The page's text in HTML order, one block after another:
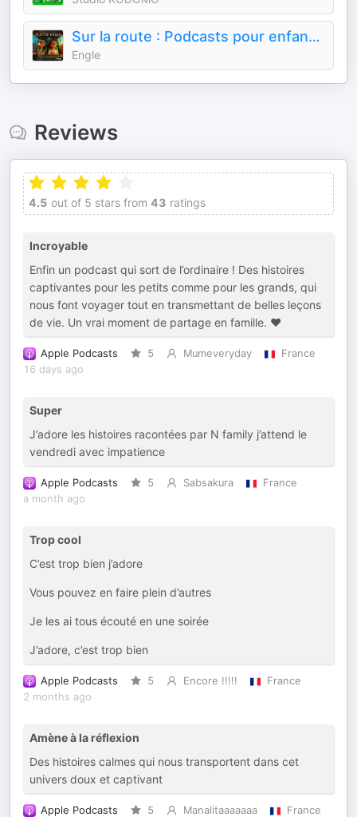
Sur la route : Podcasts pour enfants / histoires en voiture pour enfants / En voiture
Engle
Reviews
4.5 out of 5 stars from 43 ratings
Incroyable
Enfin un podcast qui sort de l’ordinaire ! Des histoires
captivantes pour les petits comme pour les grands, qui
nous font voyager tout en transmettant de belles leçons
de vie. Un vrai moment de partage en famille. ❤️
Apple Podcasts 5 Mumeveryday
France
16 days ago
Super
J’adore les histoires racontées par N family j’attend le
vendredi avec impatience
Apple Podcasts 5 Sabsakura
France
a month ago
Trop cool
C’est trop bien j’adore
Vous pouvez en faire plein d’autres
Je les ai tous écouté en une soirée
J’adore, c’est trop bien
Apple Podcasts 5 Encore !!!!!
France
2 months ago
Amène à la réflexion
Des histoires calmes qui nous transportent dans cet
univers doux et captivant
Apple Podcasts 5 Manalitaaaaaaa
France